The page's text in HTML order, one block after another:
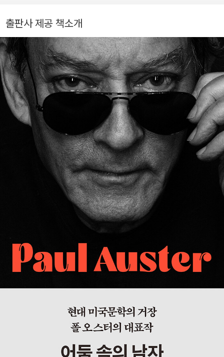
람에게 말 걸기》, 시나리오 《마틴 프로스트의 내면의 삶》 《다리
위의 룰루》 등을 집필했다. 또한 자크 뒤팽, 장폴 사르트르, 스테
판 말라르메 등의 작품을 영어로 옮긴 번역가이기도 하다. 마지막
장편소설 《바움가트너》를 투병 중 집필한 뒤, 2024년 4월 30일
향년 77세로 세상을 떠났다.
아끼는 사람들이 “행복했으면 좋겠으니까”…….
출판사 제공 책소개